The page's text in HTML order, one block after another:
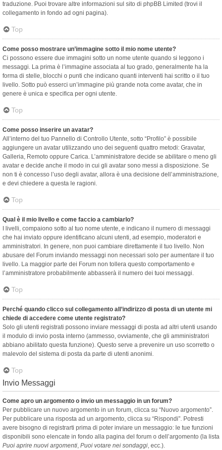
traduzione. Puoi trovare altre informazioni sul sito di phpBB Limited (trovi il
collegamento in fondo ad ogni pagina).
Top
Come posso mostrare un’immagine sotto il mio nome utente?
Ci possono essere due immagini sotto un nome utente quando si leggono i
messaggi. La prima è l’immagine associata al tuo grado, generalmente ha la
forma di stelle, blocchi o punti che indicano quanti interventi hai scritto o il tuo
livello. Sotto può esserci un’immagine più grande nota come avatar, che in
genere è unica e specifica per ogni utente.
Top
Come posso inserire un avatar?
All’interno del tuo Pannello di Controllo Utente, sotto “Profilo” è possibile
aggiungere un avatar utilizzando uno dei seguenti quattro metodi: Gravatar,
Galleria, Remoto oppure Carica. L’amministratore decide se abilitare o meno gli
avatar e decide anche il modo in cui gli avatar sono messi a disposizione. Se
non ti è concesso l’uso degli avatar, allora è una decisione dell’amministrazione,
e devi chiedere a questa le ragioni.
Top
Qual è il mio livello e come faccio a cambiarlo?
I livelli, compaiono sotto al tuo nome utente, e indicano il numero di messaggi
che hai inviato oppure identificano alcuni utenti, ad esempio, moderatori e
amministratori. In genere, non puoi cambiare direttamente il tuo livello. Non
abusare del Forum inviando messaggi non necessari solo per aumentare il tuo
livello. La maggior parte dei Forum non tollera questo comportamento e
l’amministratore probabilmente abbasserà il numero dei tuoi messaggi.
Top
Perché quando clicco sul collegamento all’indirizzo di posta di un utente mi
chiede di accedere come utente registrato?
Solo gli utenti registrati possono inviare messaggi di posta ad altri utenti usando
il modulo di invio posta interno (ammesso, ovviamente, che gli amministratori
abbiano abilitato questa funzione). Questo serve a prevenire un uso scorretto o
malevolo del sistema di posta da parte di utenti anonimi.
Top
Invio Messaggi
Come apro un argomento o invio un messaggio in un forum?
Per pubblicare un nuovo argomento in un forum, clicca su “Nuovo argomento”.
Per pubblicare una risposta ad un argomento, clicca su “Rispondi”. Potresti
avere bisogno di registrarti prima di poter inviare un messaggio: le tue funzioni
disponibili sono elencate in fondo alla pagina del forum o dell’argomento (la lista
Puoi aprire nuovi argomenti, Puoi votare nei sondaggi, ecc.).